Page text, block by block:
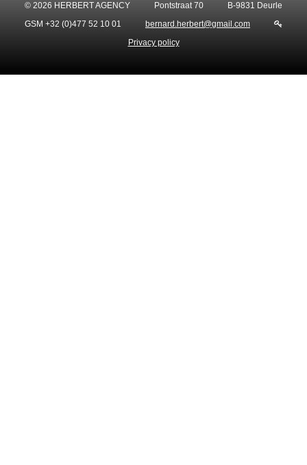
© 2026 HERBERT AGENCY Pontstraat 70
B-9831 Deurle
GSM +32 (0)477 52 10 01
bernard.herbert@gmail.com
Privacy policy